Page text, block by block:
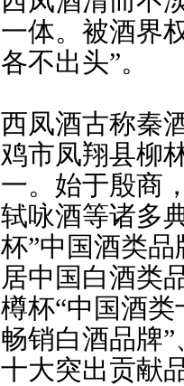
一体。被酒界
各不出头”。
西凤酒古称秦
鸡市凤翔县柳
一。始于殷商
轼咏酒等诸多
杯”中国酒类
居中国白酒类
樽杯“中国酒
畅销白酒品牌
十大突出贡献